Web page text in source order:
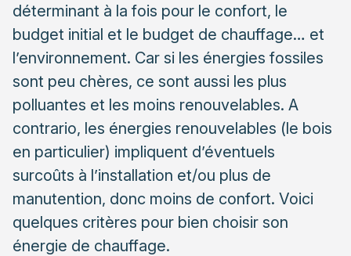
déterminant à la fois pour le confort, le
budget initial et le budget de chauffage… et
l’environnement. Car si les énergies fossiles
sont peu chères, ce sont aussi les plus
polluantes et les moins renouvelables. A
contrario, les énergies renouvelables (le bois
en particulier) impliquent d’éventuels
surcoûts à l’installation et/ou plus de
manutention, donc moins de confort. Voici
quelques critères pour bien choisir son
énergie de chauffage.